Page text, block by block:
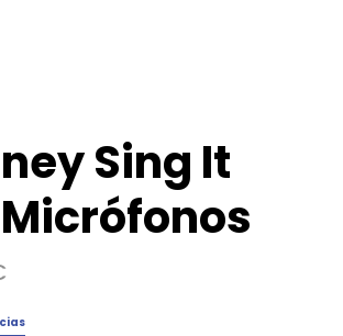
Sing It
Micrófonos